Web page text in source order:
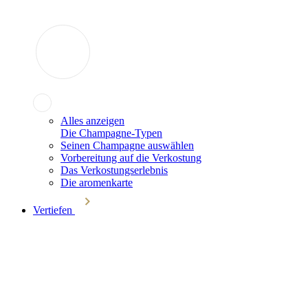
Alles anzeigen
Die Champagne-Typen
Seinen Champagne auswählen
Vorbereitung auf die Verkostung
Das Verkostungserlebnis
Die aromenkarte
Vertiefen